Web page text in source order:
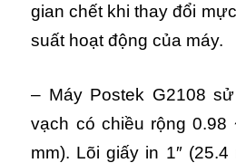
gian chết khi thay đổi
suất hoạt động của máy.
– Máy Postek G2108
vạch có chiều rộng 0.98
mm). Lõi giấy in 1″